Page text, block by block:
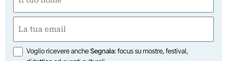
(Required)
First
(Required)
Opzioni
Voglio ricevere ancheSegnala: focus su mostre, festival,